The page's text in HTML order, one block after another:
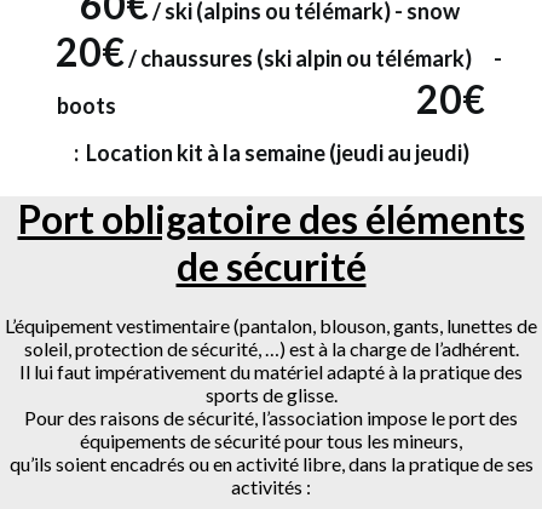
/ ski (alpins ou télémark) - snow
20€/ chaussures (ski alpin ou télémark) -
boots
20€
: Location kit à la semaine (jeudi au jeudi)
Port obligatoire des éléments
de sécurité
L’équipement vestimentaire (pantalon, blouson, gants, lunettes de
soleil, protection de sécurité, …) est à la charge de l’adhérent.
Il lui faut impérativement du matériel adapté à la pratique des
sports de glisse.
Pour des raisons de sécurité, l’association impose le port des
équipements de sécurité pour tous les mineurs,
qu’ils soient encadrés ou en activité libre, dans la pratique de ses
activités :